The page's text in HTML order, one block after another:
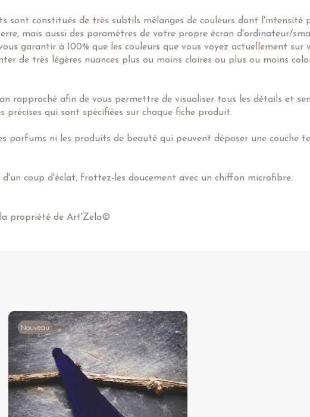
sont constitués de très subtils mélanges de couleurs dont
mais aussi des paramètres de votre propre écran d'ordinateur/
garantir à 100% que les couleurs que vous voyez actuellement
de très légères nuances plus ou moins claires ou plus ou moins
rapproché afin de vous permettre de visualiser tous les détails et
précises qui sont spécifiées sur chaque fiche produit.
parfums ni les produits de beauté qui peuvent déposer une couche
coup d'éclat, frottez-les doucement avec un chiffon microfibre.
propriété de Art'Zela©
Nouveau